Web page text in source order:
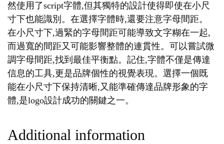
然使用了script字體,但其獨特的設計使得即使在小尺
寸下也能識別。在選擇字體時,還要注意字母間距。
在小尺寸下,過緊的字母間距可能導致文字糊在一起,
而過寬的間距又可能影響整體的連貫性。可以嘗試微
調字母間距,找到最佳平衡點。記住,字體不僅是傳達
信息的工具,更是品牌個性的視覺表現。選擇一個既
能在小尺寸下保持清晰,又能準確傳達品牌形象的字
體,是logo設計成功的關鍵之一。
Additional information